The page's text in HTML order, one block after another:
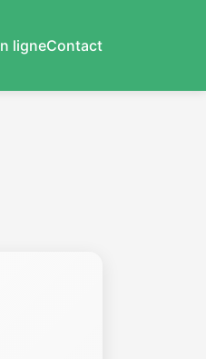
ligneContact